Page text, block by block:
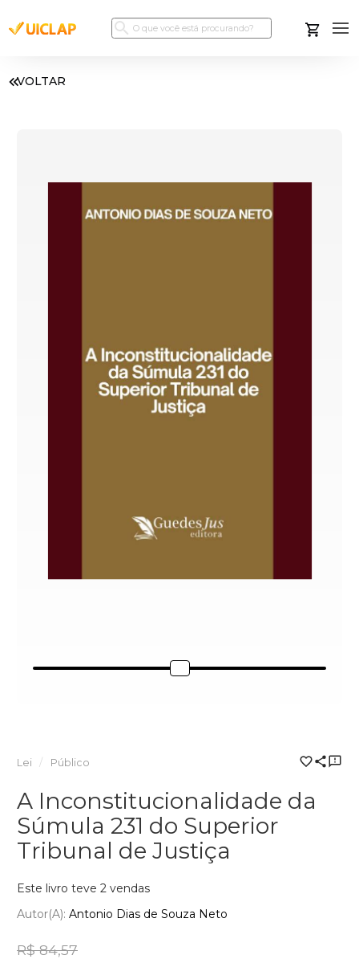
VOLTAR
Lei Público
A Inconstitucionalidade da
Súmula 231 do Superior
Tribunal de Justiça
Este livro teve 2 vendas
Autor(a): Antonio Dias de Souza Neto
R$ 84,57